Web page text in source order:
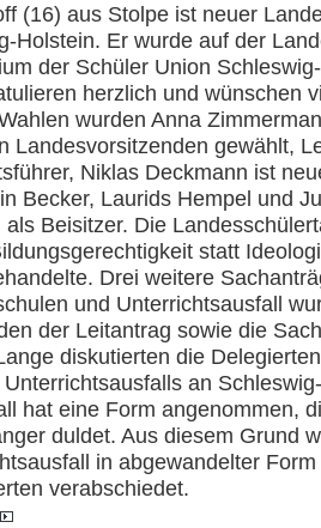
(16) aus Stolpe ist neuer
Holstein. Er wurde auf der
der Schüler Union
herzlich und wünschen
wurden Anna
Landesvorsitzenden gewählt,
Niklas Deckmann ist
Becker, Laurids Hempel und
als Beisitzer. Die
statt
Drei weitere
und Unterrichtsausfall
der Leitantrag sowie die
diskutierten die
an
hat eine Form angenommen,
duldet. Aus diesem Grund
in abgewandelter
verabschiedet.